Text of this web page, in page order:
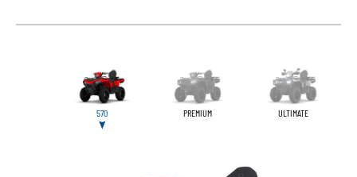
570 PREMIUM ULTIMATE